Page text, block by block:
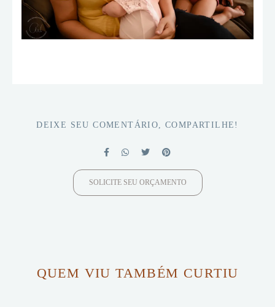
DEIXE SEU COMENTÁRIO, COMPARTILHE!
SOLICITE SEU ORÇAMENTO
QUEM VIU TAMBÉM CURTIU